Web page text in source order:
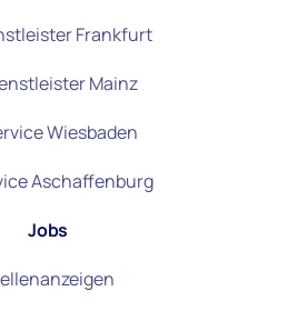
Frankfurt
Mainz
Wiesbaden
Aschaffenburg
Jobs